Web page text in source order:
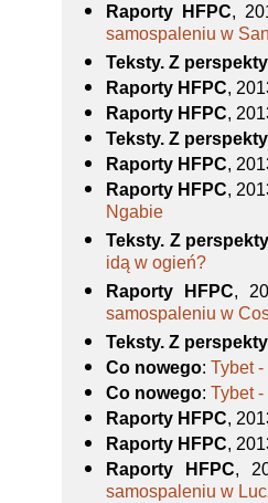
Raporty HFPC,
samospaleniu w
Teksty. Z
Raporty HFPC,
Raporty HFPC,
Teksty. Z
Raporty HFPC,
Raporty HFPC,
Ngabie
Teksty. Z
idą w ogień?
Raporty HFPC,
samospaleniu w
Teksty. Z
Co nowego:Tybet
Co nowego:Tybet
Raporty HFPC,
Raporty HFPC,
Raporty HFPC,
samospaleniu w